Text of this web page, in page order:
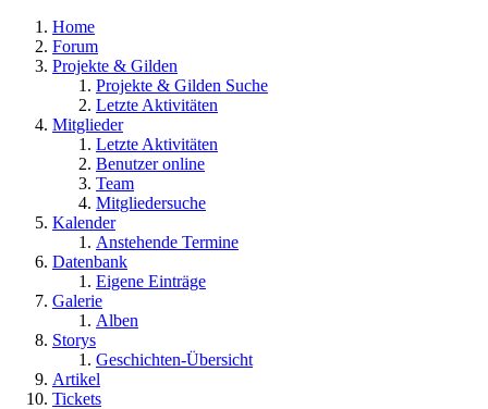
Home
Forum
Projekte & Gilden
Projekte & Gilden Suche
Letzte Aktivitäten
Mitglieder
Letzte Aktivitäten
Benutzer online
Team
Mitgliedersuche
Kalender
Anstehende Termine
Datenbank
Eigene Einträge
Galerie
Alben
Storys
Geschichten-Übersicht
Artikel
Tickets